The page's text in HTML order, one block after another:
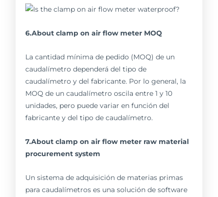
6.About clamp on air flow meter MOQ
La cantidad mínima de pedido (MOQ) de un
caudalímetro dependerá del tipo de
caudalímetro y del fabricante. Por lo general, la
MOQ de un caudalímetro oscila entre 1 y 10
unidades, pero puede variar en función del
fabricante y del tipo de caudalímetro.
7.About clamp on air flow meter raw material
procurement system
Un sistema de adquisición de materias primas
para caudalímetros es una solución de software